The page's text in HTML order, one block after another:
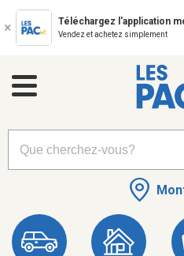
Téléchargez l'application
Vendez et achetez simplement